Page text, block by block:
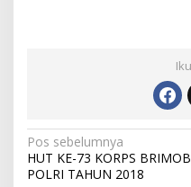
N
a
Pos sebelumnya
HUT KE-73 KORPS BRIMOB
POLRI TAHUN 2018